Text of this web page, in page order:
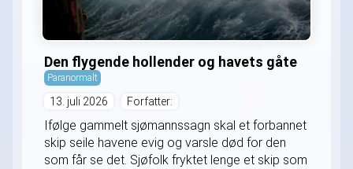
Den flygende hollender og havets gåte
Paranormalt
13. juli 2026 Forfatter:
Ifølge gammelt sjømannssagn skal et forbannet
skip seile havene evig og varsle død for den
som får se det. Sjøfolk fryktet lenge et skip som